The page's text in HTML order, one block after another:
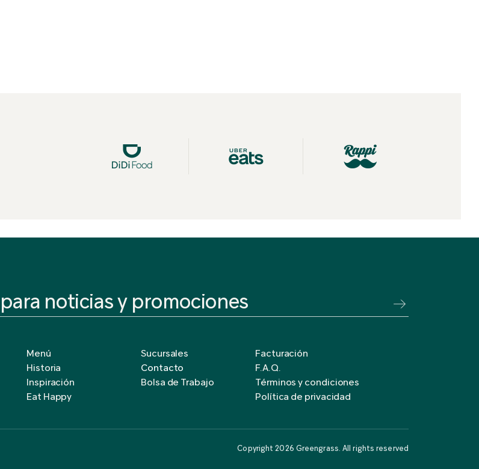
Menú
Historia
Inspiración
Eat Happy
Sucursales
Contacto
Bolsa de Trabajo
Facturación
F.A.Q.
Términos y condiciones
Política de privacidad
Copyright 2026 Greengrass. All rights reserved